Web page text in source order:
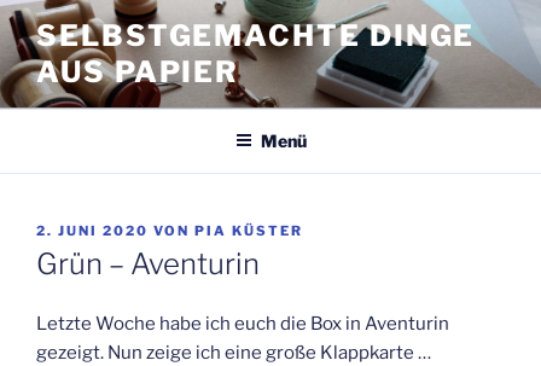
Zum
Inhalt
springen
SELBSTGEMACHTE DINGE
AUS PAPIER
Menü
VERÖFFENTLICHT
AM
2. JUNI 2020 VON PIA KÜSTER
Grün – Aventurin
Letzte Woche habe ich euch die Box in Aventurin
gezeigt. Nun zeige ich eine große Klappkarte …